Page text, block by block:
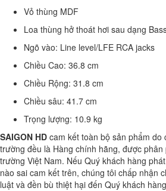
Vỏ thùng MDF
Loa thùng hở thoát hơi sau dạng
Ngõ vào: Line level/LFE RCA jacks
Chiều Cao: 36.8 cm
Chiều Rộng: 31.8 cm
Chiều sâu: 41.7 cm
Trọng lượng: 10.9 kg
SAIGON HD cam kết toàn bộ sản phẩm do
trường đều là Hàng chính hãng, được
trường Việt Nam. Nếu Quý khách hàng
nào sai cam kết trên, chúng tôi chấp nhận
luật và đền bù thiệt hại đến Quý khách